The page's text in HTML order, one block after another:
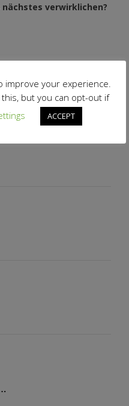
verwirklichen?
improve your experience.
but you can opt-out if
ACCEPT